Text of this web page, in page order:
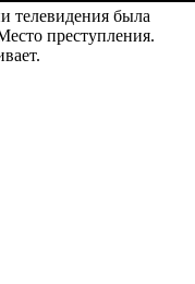
телевидения была
преступления.